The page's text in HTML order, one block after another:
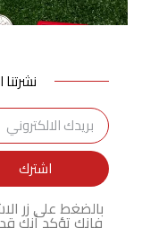
نشرتنا
اشترك
بالضغط على زر
فإنك تؤكد أنك